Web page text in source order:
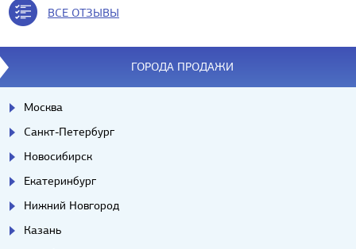
ВСЕ ОТЗЫВЫ
ГОРОДА ПРОДАЖИ
Москва
Санкт-Петербург
Новосибирск
Екатеринбург
Нижний Новгород
Казань